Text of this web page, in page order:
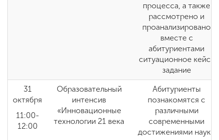
процесса, а также
рассмотрено и
проанализировано
вместе с
абитуриентами
ситуационное кейс-
задание
31
октября
11:00-
12:00
Образовательный
интенсив
«Инновационные
технологии 21 века
Абитуриенты
познакомятся с
различными
современными
достижениями науки